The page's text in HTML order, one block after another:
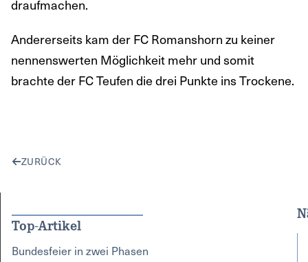
draufmachen.
Andererseits kam der FC Romanshorn zu keiner
nennenswerten Möglichkeit mehr und somit
brachte der FC Teufen die drei Punkte ins Trockene.
ZURÜCK
Top-Artikel
Bundesfeier in zwei Phasen